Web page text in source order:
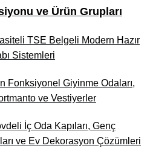
ve Ürün Grupları
TSE Belgeli Modern Hazır
Sistemleri
Fonksiyonel Giyinme Odaları,
ve Vestiyerler
İç Oda Kapıları, Genç
ve Ev Dekorasyon Çözümleri